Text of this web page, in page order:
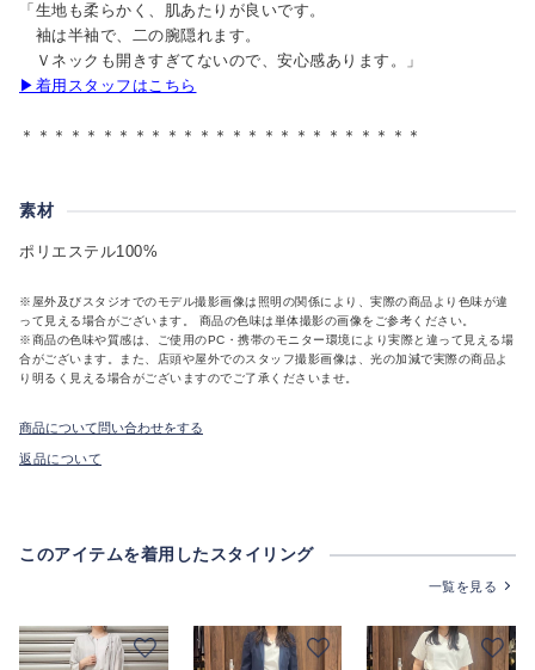
「生地も柔らかく、肌あたりが良いです。
袖は半袖で、二の腕隠れます。
Ｖネックも開きすぎてないので、安心感あります。」
▶着用スタッフはこちら
＊＊＊＊＊＊＊＊＊＊＊＊＊＊＊＊＊＊＊＊＊＊＊＊＊
素材
ポリエステル100%
※屋外及びスタジオでのモデル撮影画像は照明の関係により、実際の商品より色味が違
って見える場合がございます。 商品の色味は単体撮影の画像をご参考ください。
※商品の色味や質感は、ご使用のPC・携帯のモニター環境により実際と違って見える場
合がございます。また、店頭や屋外でのスタッフ撮影画像は、光の加減で実際の商品よ
り明るく見える場合がございますのでご了承くださいませ。
商品について問い合わせをする
返品について
このアイテムを着用したスタイリング
一覧を見る